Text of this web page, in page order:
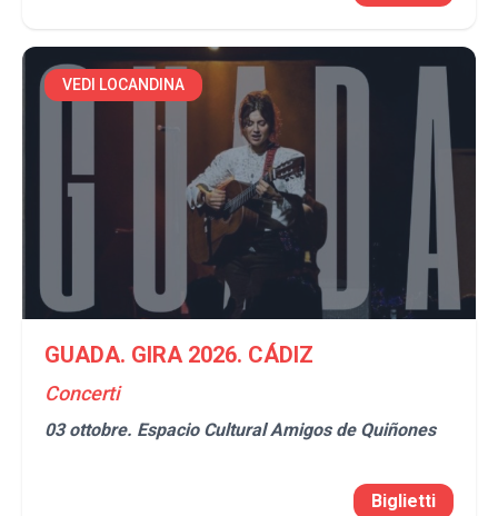
VEDI LOCANDINA
GUADA. GIRA 2026. CÁDIZ
Concerti
03 ottobre. Espacio Cultural Amigos de Quiñones
Biglietti